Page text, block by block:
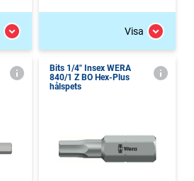
Visa
Bits 1/4" Insex WERA
840/1 Z BO Hex-Plus
hålspets